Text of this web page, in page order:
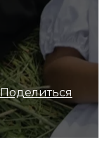
Поделиться